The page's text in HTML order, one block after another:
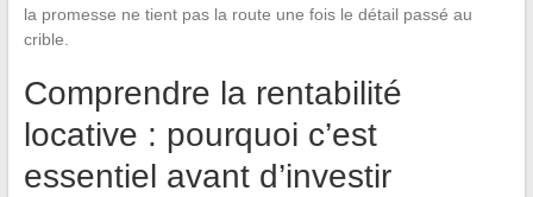
la promesse ne tient pas la route une fois le détail passé au
crible.
Comprendre la rentabilité
locative : pourquoi c’est
essentiel avant d’investir